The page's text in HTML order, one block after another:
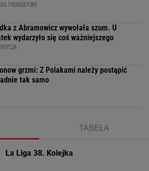
PROMOCYJNY
z Abramowicz wywołała szum. U
wydarzyło się coś ważniejszego
grzmi: Z Polakami należy postąpić
tak samo
TABELA
La Liga 38. Kolejka